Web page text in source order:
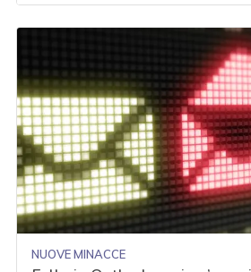
NUOVE MINACCE